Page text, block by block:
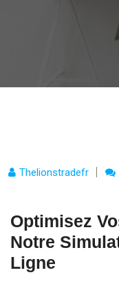
Thelionstradefr
Optimisez
Notre
Ligne